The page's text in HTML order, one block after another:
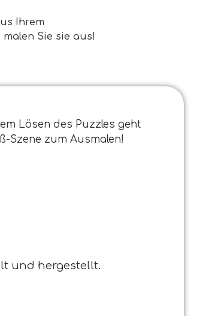
Ihrem
Sie sie aus!
Lösen des Puzzles geht
Szene zum Ausmalen!
und hergestellt.